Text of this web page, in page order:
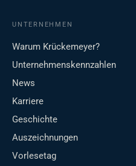
UNTERNEHMEN
Warum Krückemeyer?
Unternehmenskennzahlen
News
Karriere
Geschichte
Auszeichnungen
Vorlesetag